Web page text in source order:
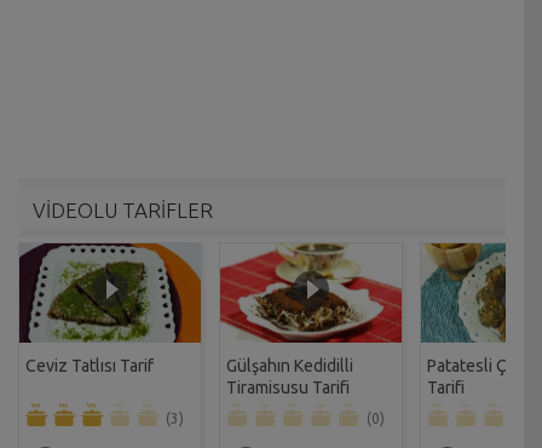
VİDEOLU TARİFLER
Ceviz Tatlısı Tarif
(3)
Gülşahın Kedidilli
Tiramisusu Tarifi
(0)
Patatesli Çıtır
Tarifi